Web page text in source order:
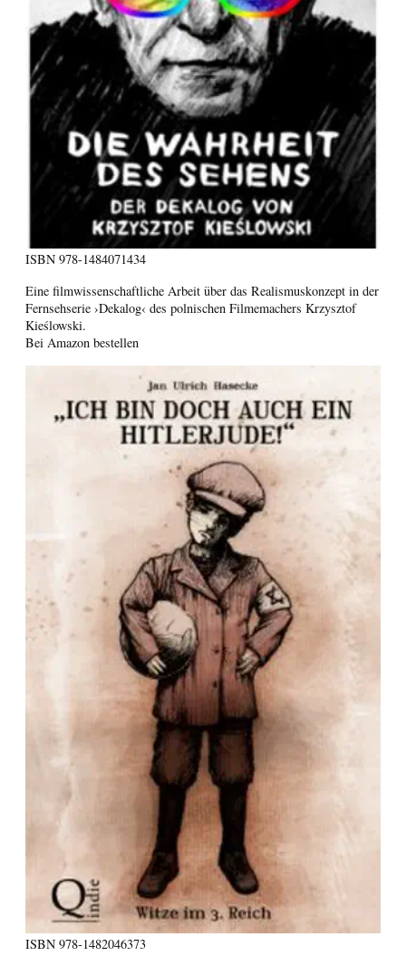
ISBN 978-1484071434
Eine filmwissenschaftliche Arbeit über das Realismuskonzept in der
Fernsehserie ›Dekalog‹ des polnischen Filmemachers Krzysztof
Kieślowski.
Bei Amazon bestellen
ISBN 978-1482046373